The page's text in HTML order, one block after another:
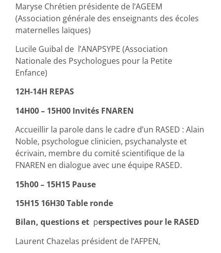
Maryse Chrétien présidente de l’AGEEM
(Association générale des enseignants des écoles
maternelles laïques)
Lucile Guibal de l’ANAPSYPE (Association
Nationale des Psychologues pour la Petite
Enfance)
12H-14H REPAS
14H00 – 15H00 Invités FNAREN
Accueillir la parole dans le cadre d’un RASED : Alain
Noble, psychologue clinicien, psychanalyste et
écrivain, membre du comité scientifique de la
FNAREN en dialogue avec une équipe RASED.
15h00 – 15H15 Pause
15H15 16H30 Table ronde
Bilan, questions et perspectives pour le RASED
Laurent Chazelas président de l’AFPEN,